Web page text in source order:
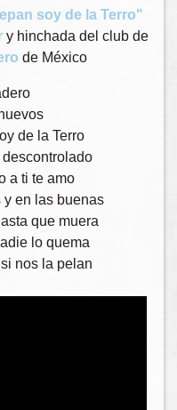
soy de la Terro"
y hinchada del club de
de México
de la Terro
a ti te amo
y en las buenas
que muera
lo quema
nos la pelan